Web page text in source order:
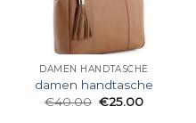
DAMEN HANDTASCHE
damen handtasche
€40.00 €25.00